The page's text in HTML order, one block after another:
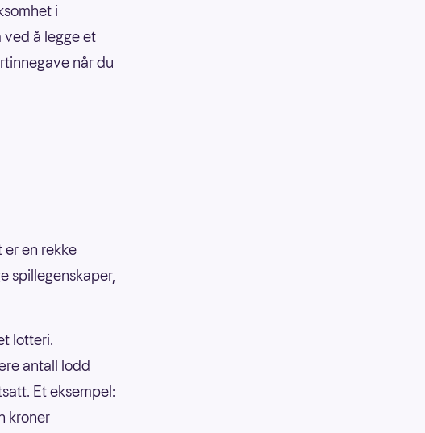
i
å legge et
når du
en rekke
spillegenskaper,
lotteri.
antall lodd
Et eksempel:
kroner